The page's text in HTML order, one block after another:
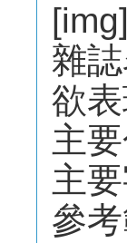
雜
欲
主
主
參